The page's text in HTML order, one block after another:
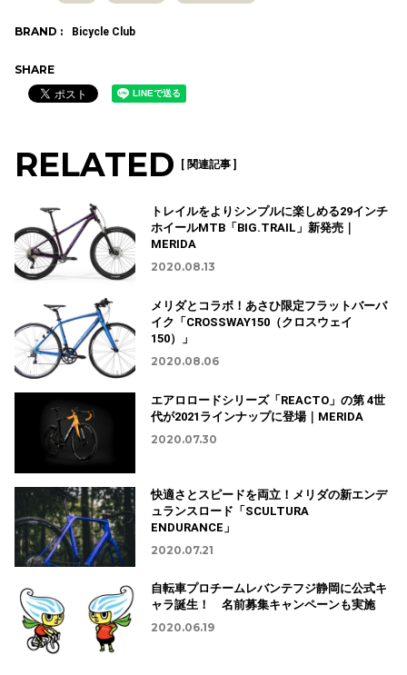
BRAND : Bicycle Club
SHARE
RELATED [ 関連記事 ]
トレイルをよりシンプルに楽しめる29インチ
ホイールMTB「BIG.TRAIL」新発売｜
MERIDA
2020.08.13
メリダとコラボ！あさひ限定フラットバーバ
イク「CROSSWAY150（クロスウェイ
150）」
2020.08.06
エアロロードシリーズ「REACTO」の第 4世
代が2021ラインナップに登場｜MERIDA
2020.07.30
快適さとスピードを両立！メリダの新エンデ
ュランスロード「SCULTURA
ENDURANCE」
2020.07.21
自転車プロチームレバンテフジ静岡に公式キ
ャラ誕生！ 名前募集キャンペーンも実施
2020.06.19